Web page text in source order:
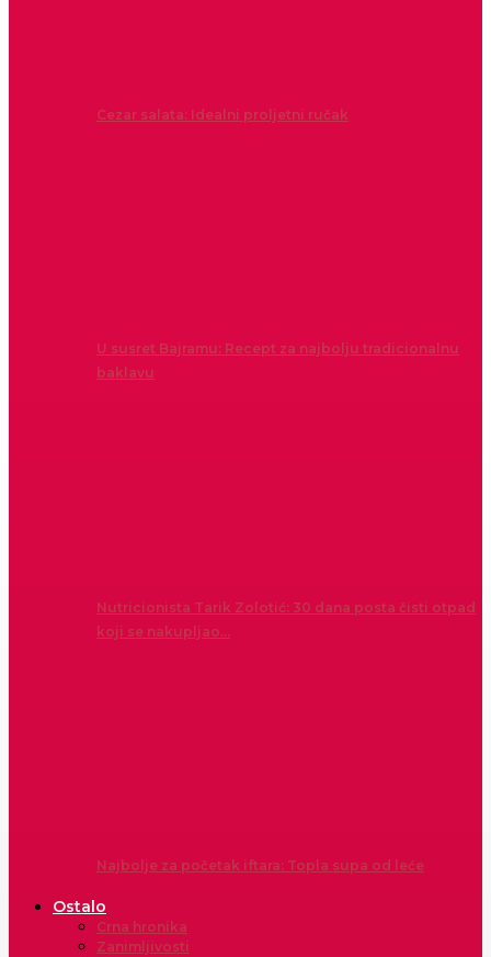
Cezar salata: Idealni proljetni ručak
U susret Bajramu: Recept za najbolju tradicionalnu
baklavu
Nutricionista Tarik Zolotić: 30 dana posta čisti otpad
koji se nakupljao…
Najbolje za početak iftara: Topla supa od leće
Ostalo
Crna hronika
Zanimljivosti